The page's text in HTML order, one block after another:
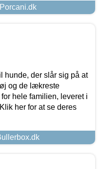
hunde, der slår sig på at
og de lækreste
hele familien, leveret i
her for at se deres